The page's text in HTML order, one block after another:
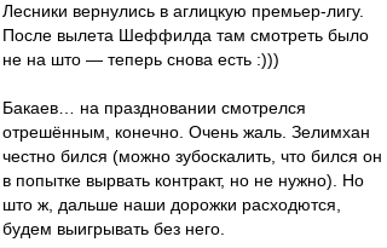
Лесники вернулись в аглицкую премьер-лигу.
После вылета Шеффилда там смотреть было
не на што — теперь снова есть :)))
Бакаев… на праздновании смотрелся
отрешённым, конечно. Очень жаль. Зелимхан
честно бился (можно зубоскалить, что бился он
в попытке вырвать контракт, но не нужно). Но
што ж, дальше наши дорожки расходются,
будем выигрывать без него.